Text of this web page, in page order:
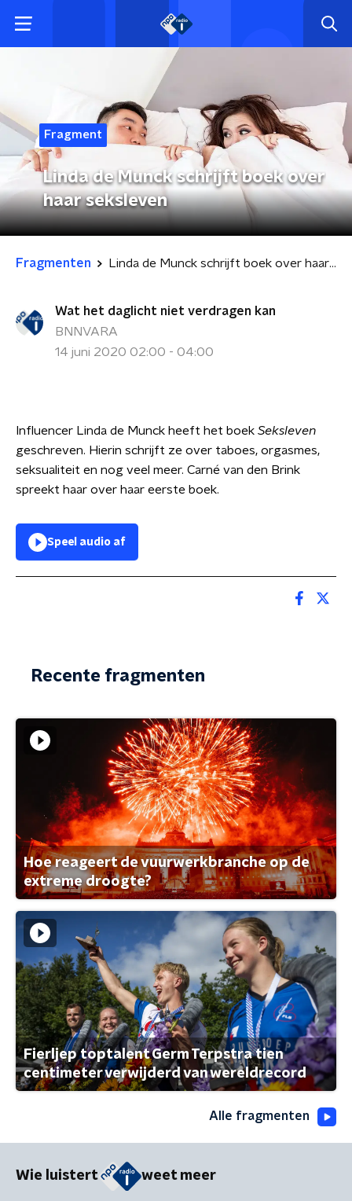
Fragment
Linda de Munck schrijft boek over
haar seksleven
Fragmenten Linda de Munck schrijft boek over haar seksleven
Wat het daglicht niet verdragen kan
BNNVARA
14 juni 2020 02:00 - 04:00
Influencer Linda de Munck heeft het boek Seksleven
geschreven. Hierin schrijft ze over taboes, orgasmes,
seksualiteit en nog veel meer. Carné van den Brink
spreekt haar over haar eerste boek.
Speel audio af
Recente fragmenten
Hoe reageert de vuurwerkbranche op de
extreme droogte?
Fierljep toptalent Germ Terpstra tien
centimeter verwijderd van wereldrecord
Alle fragmenten
Wie luistert weet meer